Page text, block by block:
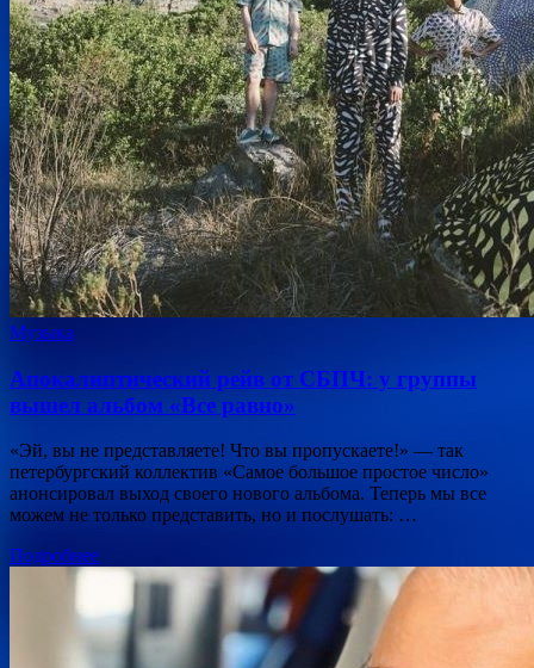
Музыка
Апокалиптический рейв от СБПЧ: у группы
вышел альбом «Все равно»
«Эй, вы не представляете! Что вы пропускаете!» — так
петербургский коллектив «Самое большое простое число»
анонсировал выход своего нового альбома. Теперь мы все
можем не только представить, но и послушать: …
Подробнее